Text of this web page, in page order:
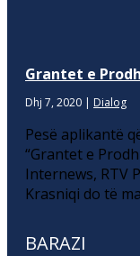
Grantet e
Dhj 7, 2020 | Dialog
Pesë aplikantë
“Grantet e
Internews, RTV
Krasniqi do të
BARAZI